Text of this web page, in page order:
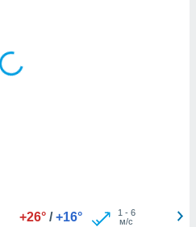
+26° / +16° 1 - 6
м/с